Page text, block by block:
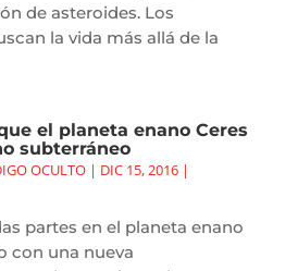
de asteroides. Los
la vida más allá de la
el planeta enano Ceres
subterráneo
OCULTO| DIC 15, 2016|
partes en el planeta enano
con una nueva